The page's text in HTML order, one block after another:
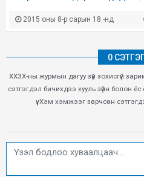
2015 оны 8-р сарын 18 -нд
0
ХХЗХ-ны журмын дагуу зүй зохисгүй
сэтгэгдэл бичихдээ хууль зүйн болон
үү. Хэм хэмжээг зөрчсөн